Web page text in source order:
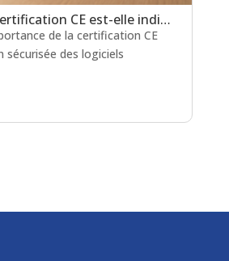
Pourquoi la certification CE est-elle indispensable pour les logiciels de prescription médicamenteuse ?
de la certification CE
sécurisée des logiciels